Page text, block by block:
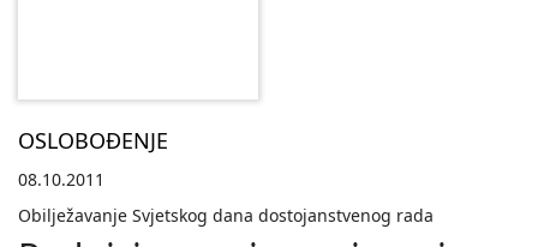
OSLOBOĐENJE
08.10.2011
Obilježavanje Svjetskog dana dostojanstvenog rada